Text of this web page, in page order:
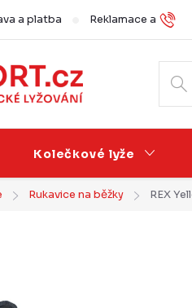
a platba Reklamace a
Kolečkové lyže
Rukavice na běžky REX